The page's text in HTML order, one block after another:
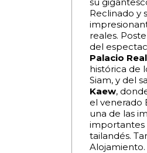
Reclinado y
reales.
del
Palacio Real
histórica de
Siam, y del
Kaew,
el venerado
una de las
importantes
tailandés.
Alojamiento.